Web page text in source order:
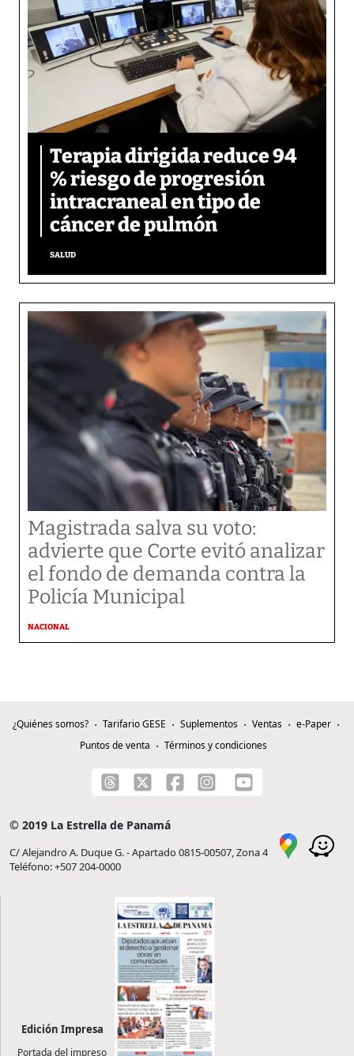
Terapia dirigida reduce 94
% riesgo de progresión
intracraneal en tipo de
cáncer de pulmón
SALUD
Magistrada salva su voto:
advierte que Corte evitó analizar
el fondo de demanda contra la
Policía Municipal
NACIONAL
¿Quiénes somos? Tarifario GESE Suplementos Ventas
e-Paper
Puntos de venta
Términos y condiciones
© 2019 La Estrella de Panamá
C/ Alejandro A. Duque G. - Apartado 0815-00507, Zona 4
Teléfono: +507 204-0000
Edición Impresa
Portada del impreso